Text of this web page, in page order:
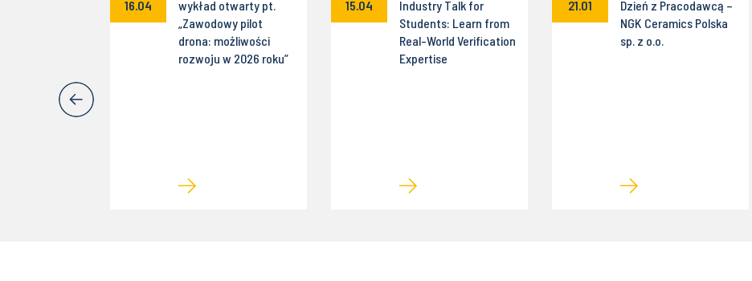
16.04
wykład otwarty pt.
„Zawodowy pilot
drona: możliwości
rozwoju w 2026 roku”
15.04
Industry Talk for
Students: Learn from
Real-World Verification
Expertise
21.01
Dzień z Pracodawcą –
NGK Ceramics Polska
sp. z o.o.
w